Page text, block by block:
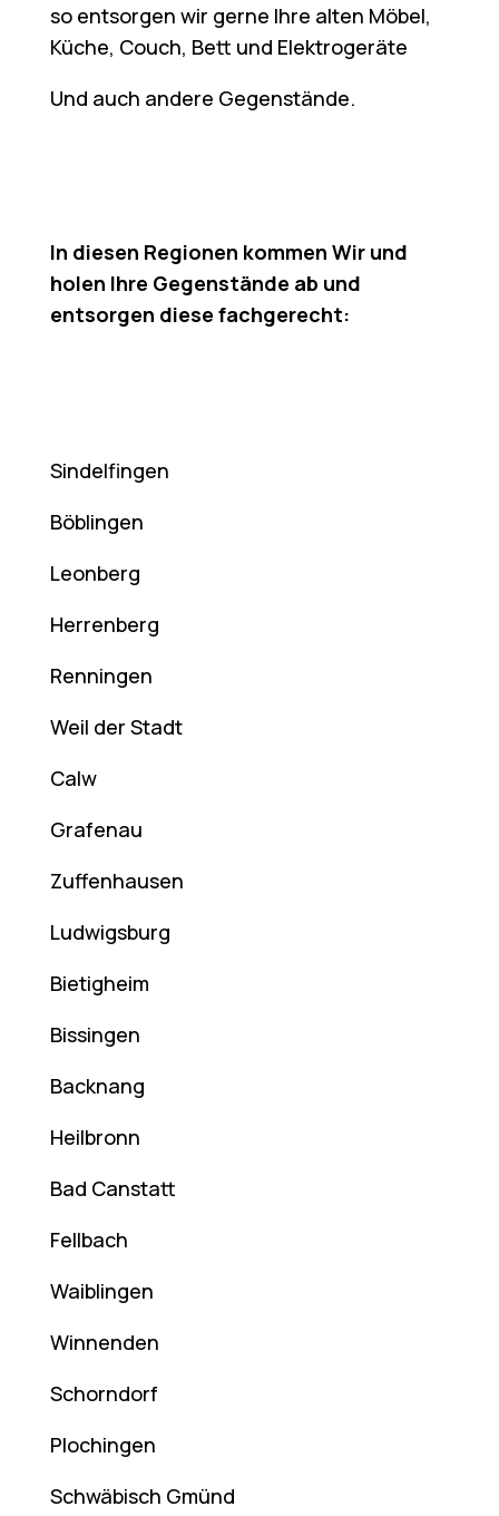
so entsorgen wir gerne Ihre alten Möbel,
Küche, Couch, Bett und Elektrogeräte
Und auch andere Gegenstände.
In diesen Regionen kommen Wir und
holen Ihre Gegenstände ab und
entsorgen diese fachgerecht:
Sindelfingen
Böblingen
Leonberg
Herrenberg
Renningen
Weil der Stadt
Calw
Grafenau
Zuffenhausen
Ludwigsburg
Bietigheim
Bissingen
Backnang
Heilbronn
Bad Canstatt
Fellbach
Waiblingen
Winnenden
Schorndorf
Plochingen
Schwäbisch Gmünd